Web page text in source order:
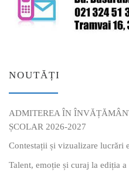
NOUTĂȚI
ADMITEREA ÎN
ȘCOLAR 2026-2027
Contestații și vizualizare lucrări
Talent, emoție și curaj la ediția